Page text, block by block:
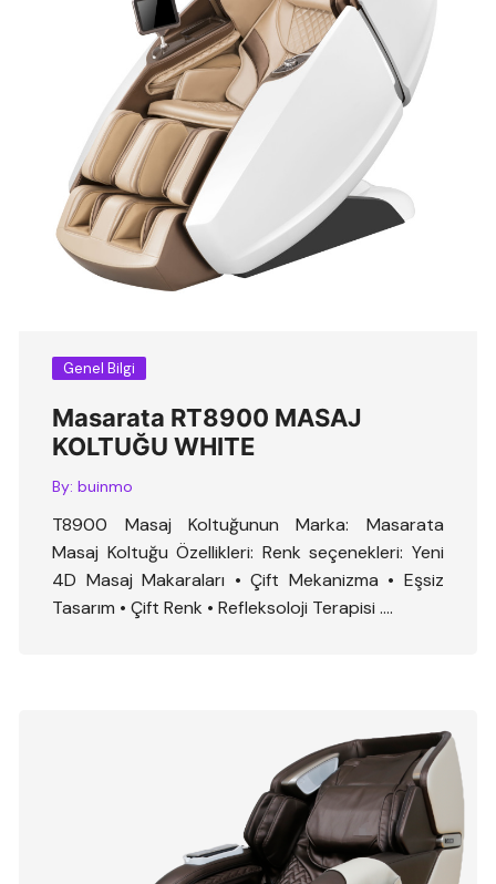
Genel Bilgi
Masarata RT8900 MASAJ
KOLTUĞU WHITE
By: buinmo
T8900 Masaj Koltuğunun Marka: Masarata
Masaj Koltuğu Özellikleri: Renk seçenekleri: Yeni
4D Masaj Makaraları • Çift Mekanizma • Eşsiz
Tasarım • Çift Renk • Refleksoloji Terapisi ….